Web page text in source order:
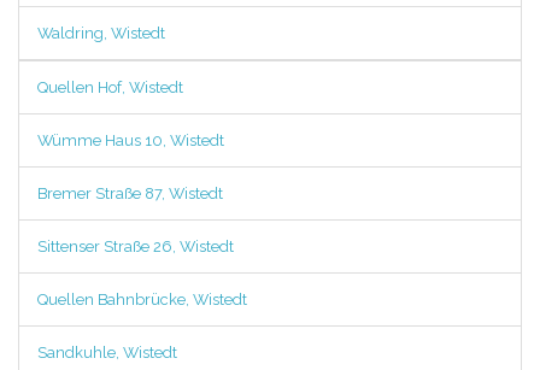
Waldring, Wistedt
Quellen Hof, Wistedt
Wümme Haus 10, Wistedt
Bremer Straße 87, Wistedt
Sittenser Straße 26, Wistedt
Quellen Bahnbrücke, Wistedt
Sandkuhle, Wistedt